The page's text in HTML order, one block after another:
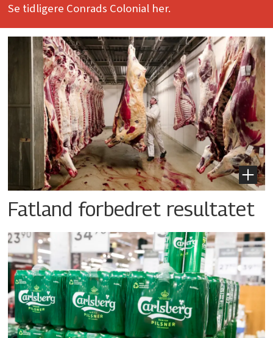
Se tidligere Conrads Colonial her.
Fatland forbedret resultatet